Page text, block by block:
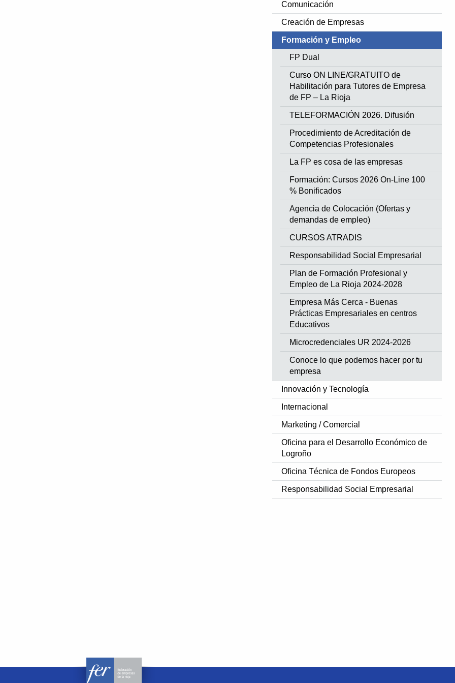
Comunicación
Creación de Empresas
Formación y Empleo
FP Dual
Curso ON LINE/GRATUITO de
Habilitación para Tutores de Empresa
de FP – La Rioja
TELEFORMACIÓN 2026. Difusión
Procedimiento de Acreditación de
Competencias Profesionales
La FP es cosa de las empresas
Formación: Cursos 2026 On-Line 100
% Bonificados
Agencia de Colocación (Ofertas y
demandas de empleo)
CURSOS ATRADIS
Responsabilidad Social Empresarial
Plan de Formación Profesional y
Empleo de La Rioja 2024-2028
Empresa Más Cerca - Buenas
Prácticas Empresariales en centros
Educativos
Microcredenciales UR 2024-2026
Conoce lo que podemos hacer por tu
empresa
Innovación y Tecnología
Internacional
Marketing / Comercial
Oficina para el Desarrollo Económico de
Logroño
Oficina Técnica de Fondos Europeos
Responsabilidad Social Empresarial